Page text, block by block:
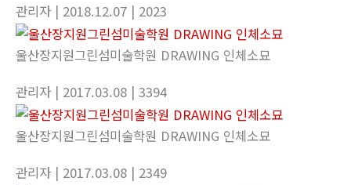
관리자 | 2018.12.07 | 2023
울산장지원그린섬미술학원 DRAWING 인체소묘
관리자 | 2017.03.08 | 3394
울산장지원그린섬미술학원 DRAWING 인체소묘
관리자 | 2017.03.08 | 2349